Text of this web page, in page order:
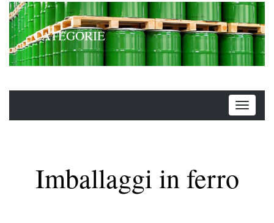
CATEGORIE
Imballaggi in ferro